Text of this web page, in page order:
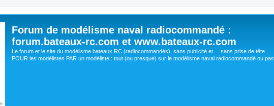
Forum de modélisme naval radiocommandé :
forum.bateaux-rc.com et www.bateaux-rc.com
Le forum et le site du modélisme bateaux RC (radiocommandés), sans publicité et ... sans prise de tête.
POUR les modélistes PAR un modéliste : tout (ou presque) sur le modélisme naval radiocommandé ou pas.